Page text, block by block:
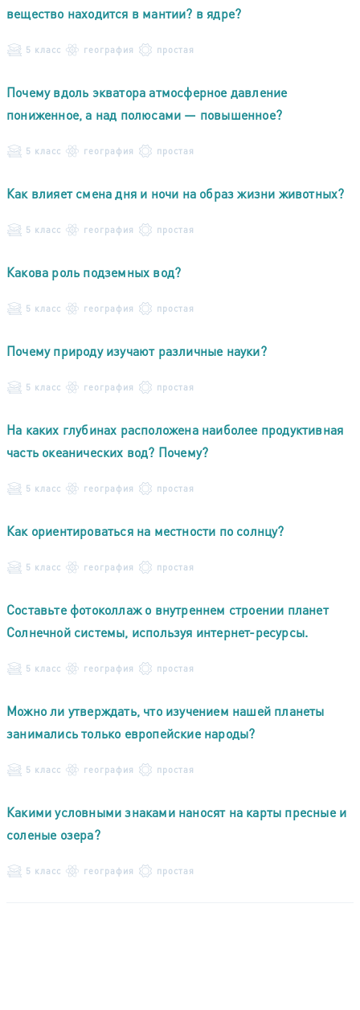
вещество находится в мантии? в ядре?
5 класс география простая
Почему вдоль экватора атмосферное давление
пониженное, а над полюсами — повышенное?
5 класс география простая
Как влияет смена дня и ночи на образ жизни животных?
5 класс география простая
Какова роль подземных вод?
5 класс география простая
Почему природу изучают различные науки?
5 класс география простая
На каких глубинах расположена наиболее продуктивная
часть океанических вод? Почему?
5 класс география простая
Как ориентироваться на местности по солнцу?
5 класс география простая
Составьте фотоколлаж о внутреннем строении планет
Солнечной системы, используя интернет-ресурсы.
5 класс география простая
Можно ли утверждать, что изучением нашей планеты
занимались только европейские народы?
5 класс география простая
Какими условными знаками наносят на карты пресные и
соленые озера?
5 класс география простая